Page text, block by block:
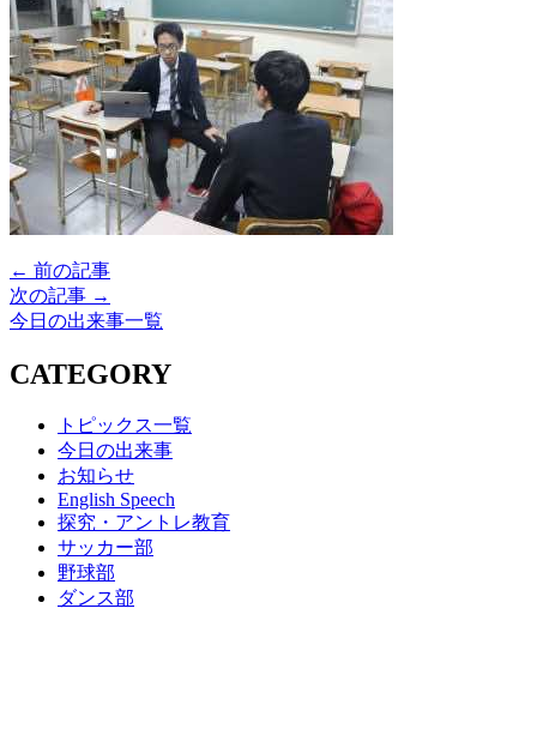
← 前の記事
次の記事 →
今日の出来事一覧
CATEGORY
トピックス一覧
今日の出来事
お知らせ
English Speech
探究・アントレ教育
サッカー部
野球部
ダンス部